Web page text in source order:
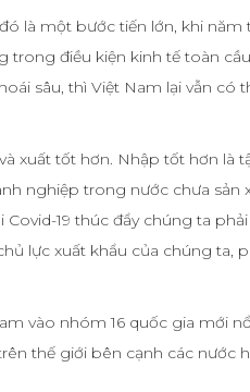
là một bước tiến lớn, khi năm
trong điều kiện kinh tế toàn
sâu, thì Việt Nam lại vẫn có
xuất tốt hơn. Nhập tốt hơn là
nghiệp trong nước chưa sản
19 thúc đẩy chúng ta
lực xuất khẩu của chúng ta,
vào nhóm 16 quốc gia mới
thế giới bên cạnh các nước